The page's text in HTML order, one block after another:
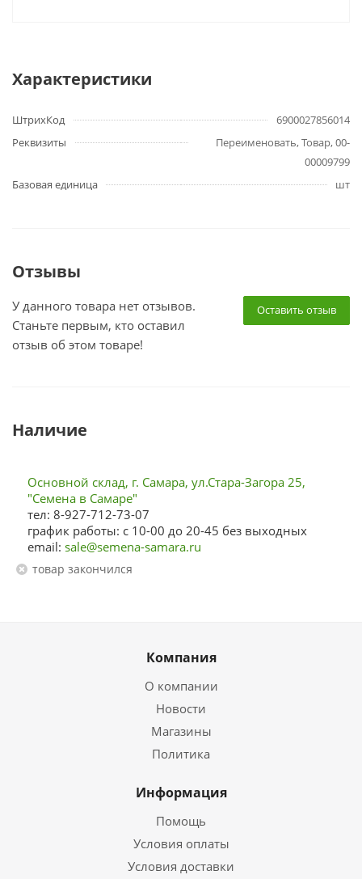
Характеристики
ШтрихКод
6900027856014
Реквизиты
Переименовать, Товар, 00-
00009799
Базовая единица
шт
Отзывы
Оставить отзыв
У данного товара нет отзывов.
Станьте первым, кто оставил
отзыв об этом товаре!
Наличие
Основной склад, г. Самара, ул.Стара-Загора 25,
"Семена в Самаре"
тел: 8-927-712-73-07
график работы: с 10-00 до 20-45 без выходных
email: sale@semena-samara.ru
Товар закончился
Компания
О компании
Новости
Магазины
Политика
Информация
Помощь
Условия оплаты
Условия доставки